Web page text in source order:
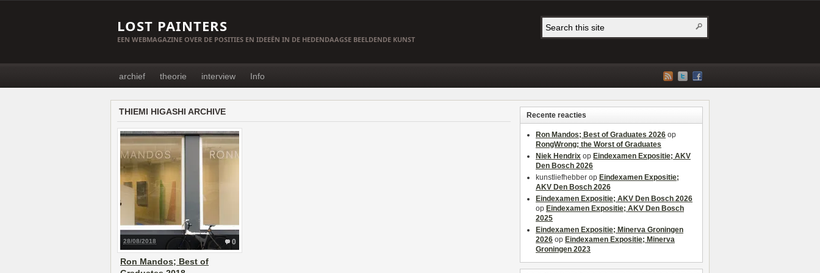
LOST PAINTERS
EEN WEBMAGAZINE OVER DE POSITIES EN IDEEËN IN DE HEDENDAAGSE BEELDENDE KUNST
archief theorie interview Info
THIEMI HIGASHI ARCHIVE
0
28/08/2018
Ron Mandos; Best of
Recente reacties
Ron Mandos; Best of Graduates 2026 op
RongWrong; the Worst of Graduates
Niek Hendrix op Eindexamen Expositie; AKV
Den Bosch 2026
kunstliefhebber op Eindexamen Expositie;
AKV Den Bosch 2026
Eindexamen Expositie; AKV Den Bosch 2026
op Eindexamen Expositie; AKV Den Bosch
2025
Eindexamen Expositie; Minerva Groningen
2026 op Eindexamen Expositie; Minerva
Groningen 2023